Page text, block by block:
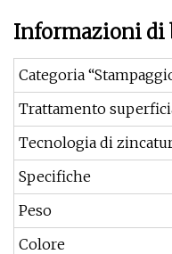
Informazioni di
Categoria
Trattamento
Tecnologia di
Specifiche
Peso
Colore